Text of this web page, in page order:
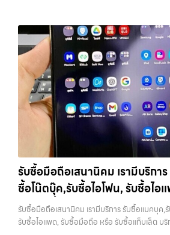
ทันที โดยเน้นบริการในพื้นที่ ลาดพร้าว, รัชดา, บ
ต้องการเปลี่ยนรุ่น หรือต้องการเงินด่วน เราจึงม
เครื่อง ฟรี ปราบปรามความยุ่งยากทั้งหลาย โดยเน้
จ่ายเงินทันทีเมื่อตกลงซื้อขายสำเร็จ บริการของเ
สายใหม่-เก่า, Samsung ทุกรุ่น, iPad และแท็บเ
จะอยู่ในสภาพใช้งานแล้ว ตกแต่งแล้ว หรือมีรอยบ้
ไม่ได้ขึ้นอยู่แค่ยี่ห้อ แต่ขึ้นอยู่กับสภาพจริง ความ
การขายของคุณ เราจึงตั้งใจให้บริการในเขต ลาดพ
แจ้งวัฒนะ, บางแค, วัชรพล, รามอินทรา, บางนา
เสนานิคม, วังหิน อย่างเต็มที่ ไม่ว่าคุณจะค้นหาค
“รับซื้อโทรศัพท์มือสองกรุงเทพ”, “ขาย iPad ได้รา
กรุงเทพถึงที่”, หรือ “รับซื้อ Samsung มือสอง ร
เพราะบริการของเรามุ่งตรงให้คุณได้รับราคาและ
กว่า เลือกเราแล้วคุณจะได้บริการที่คุณไว้วางใจ
อำนวยความสะดวก นัดรับถึงที่ ตรวจสภาพอย่าง
ทั้งหมดนี้เพื่อให้การขายอุปกรณ์ของคุณเป็นเรื่องง่
และคุ้มค่ากว่า ทำไมต้องเลือกเรา ผู้เชี่ยวชาญด้า
iPhone, Samsung, ไอแพด แท็บเล็ตทุกยี่ห้อ ใน
วัชรพล รามอินทรา รับซื้อมือถือใกล้ฉัน — ผู้เชี่ยว
ซื้อมือถือ iPhone, Samsung, ไอแพด แท็บเล็ต
จ่ายเงินทันที รับซื้อมือถือใกล้ฉัน ผู้เชี่ยวชาญด้าน
iPhone, Samsung, ไอแพด แท็บเล็ตทุกยี่ห้อ ใน
ทันที บริการถึงพื้นที่… รับซื้อมือถือใกล้ฉัน บริกา
รัชดา, บางรัก, แจ้งวัฒนะ, บางแค, วัชรพล, รา
เขต ประสบการณ์เหนือระดับกับการ รับซื้อไอโ
ถือ ยินดีต้อนรับสู่ “รับซื้อขายมือถือ.com” เว็บไซ
บริการ รับซื้อ มือถือ iPhone, Samsung, iPad,
สูง พร้อมจ่ายเงินทันที ครอบคลุมพื้นที่ ลาดพร้าว,
แจ้งวัฒนะ, บางแค, วัชรพล, รามอินทรา และเขตกรุ
ที่สุด ในยุคที่สมาร์ทโฟน แท็บเล็ต และอุปกรณ์ไอที
ทุกช่วงเวลา อุปกรณ์ที่คุณใช้แล้วอาจกลายเป็นขอ
เว็บไซต์ของเราจึงเกิดขึ้นเพื่อเป็นทางเลือกให้คุ
ไม่ใช้แล้วให้กลายเป็นเงินสดได้ทันที ด้วยบริการ รั
รับซื้อมือถือ, รับซื้อโทรศัพท์, รับซื้อโน๊ตบุ๊ค, รับซื้อ
กรุงเทพมหานคร อย่างครบวงจร ไม่ว่าคุณจะอยู่โ
รับซื้อมือถือเสนานิคม เรามีบริกา
ซื้อโน๊ตบุ๊ค,รับซื้อไอโฟน, รับซื้อไอ
หรือ รับซื้อแท็บเล็ต บริการครอบ
และพื้นที่ใกล้เคียง
รับซื้อมือถือเสนานิคม เรามีบริการ รับซื้อแมคบุค,
รับซื้อไอแพด, รับซื้อมือถือ หรือ รับซื้อแท็บเล็ต บริ